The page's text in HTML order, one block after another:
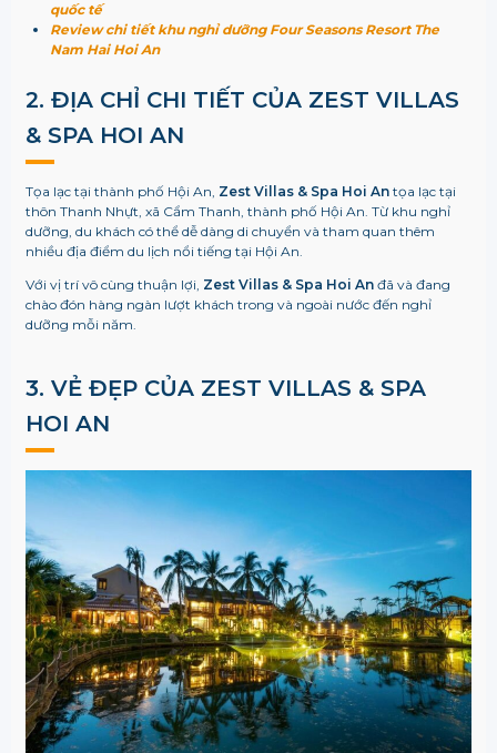
quốc tế
Review chi tiết khu nghỉ dưỡng Four Seasons Resort The
Nam Hai Hoi An
2. ĐỊA CHỈ CHI TIẾT CỦA ZEST VILLAS
& SPA HOI AN
Tọa lạc tại thành phố Hội An, Zest Villas & Spa Hoi Antọa lạc tại
thôn Thanh Nhựt, xã Cẩm Thanh, thành phố Hội An. Từ khu nghỉ
dưỡng, du khách có thể dễ dàng di chuyển và tham quan thêm
nhiều địa điểm du lịch nổi tiếng tại Hội An.
Với vị trí vô cùng thuận lợi, Zest Villas & Spa Hoi Anđã và đang
chào đón hàng ngàn lượt khách trong và ngoài nước đến nghỉ
dưỡng mỗi năm.
3. VẺ ĐẸP CỦA ZEST VILLAS & SPA
HOI AN